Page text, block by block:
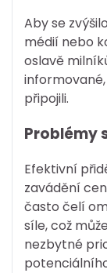
Aby se
médií nebo
oslavě
připojili.
Problémy
Efektivní
zavádění
často čelí
síle, což
nezbytné